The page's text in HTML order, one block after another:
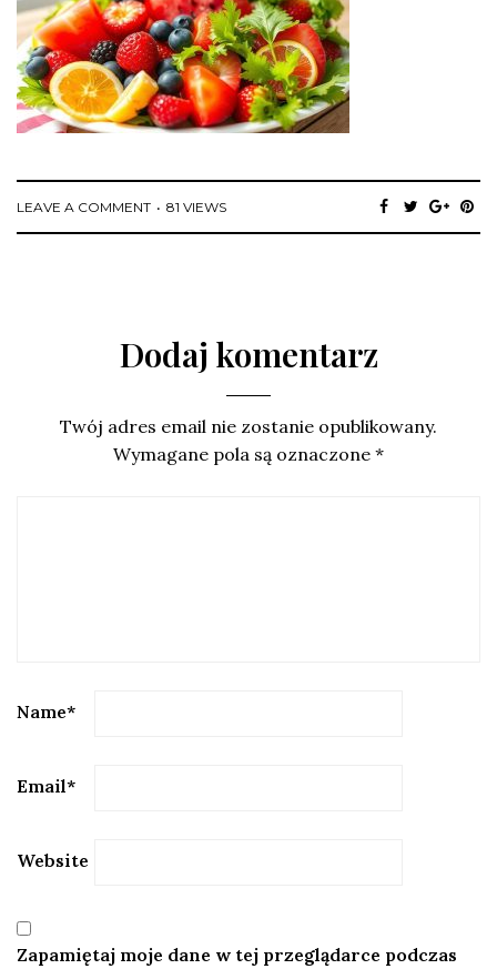
LEAVE A COMMENT 81 VIEWS
Dodaj komentarz
Twój adres email nie zostanie opublikowany.
Wymagane pola są oznaczone *
Name*
Email*
Website
Zapamiętaj moje dane w tej przeglądarce podczas